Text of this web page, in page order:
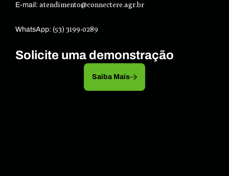
E-mail: atendimento@connectere.agr.br
WhatsApp: (53) 3199-0289
Solicite uma demonstração
Saiba Mais